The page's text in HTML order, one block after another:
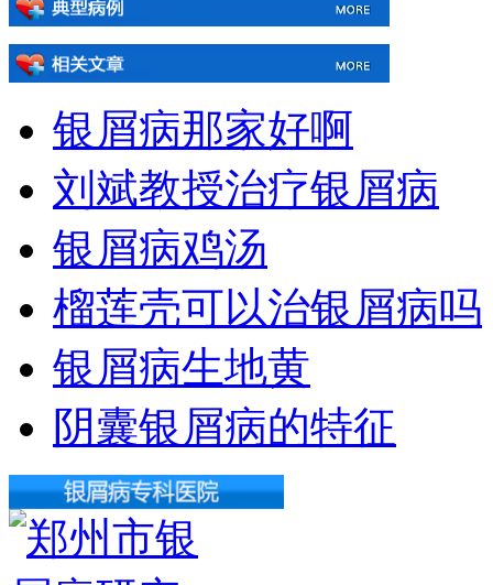
银屑病那家好啊
刘斌教授治疗银屑病
银屑病鸡汤
榴莲壳可以治银屑病吗
银屑病生地黄
阴囊银屑病的特征